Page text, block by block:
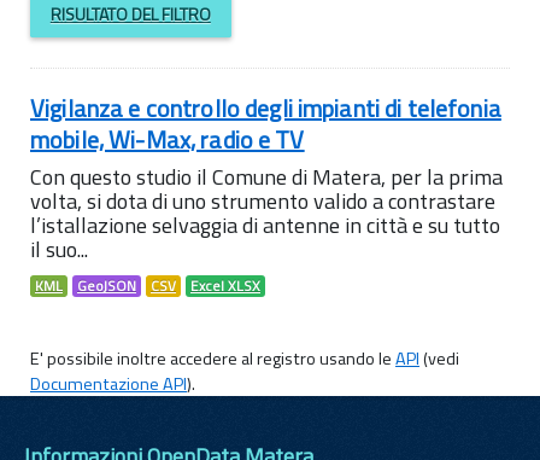
RISULTATO DEL FILTRO
Vigilanza e controllo degli impianti di telefonia
mobile, Wi-Max, radio e TV
Con questo studio il Comune di Matera, per la prima
volta, si dota di uno strumento valido a contrastare
l’istallazione selvaggia di antenne in città e su tutto
il suo...
KML GeoJSON CSV Excel XLSX
E' possibile inoltre accedere al registro usando leAPI(vedi
Documentazione API).